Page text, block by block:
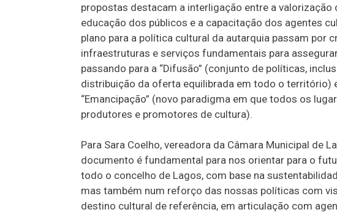
propostas destacam a interligação entre a valorização
educação dos públicos e a capacitação dos agentes
plano para a política cultural da autarquia passam por
infraestruturas e serviços fundamentais para
passando para a “Difusão” (conjunto de políticas,
distribuição da oferta equilibrada em todo o território)
“Emancipação” (novo paradigma em que todos os
produtores e promotores de cultura).
Para Sara Coelho, vereadora da Câmara Municipal de
documento é fundamental para nos orientar para o
todo o concelho de Lagos, com base na
mas também num reforço das nossas políticas com
destino cultural de referência, em articulação com